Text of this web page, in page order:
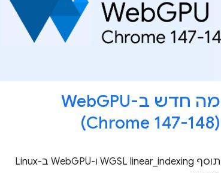
מה חדש ב-WebGPU‏
(Chrome 147-148)
תוסף WGSL linear_indexing ו-WebGPU ב-Linux